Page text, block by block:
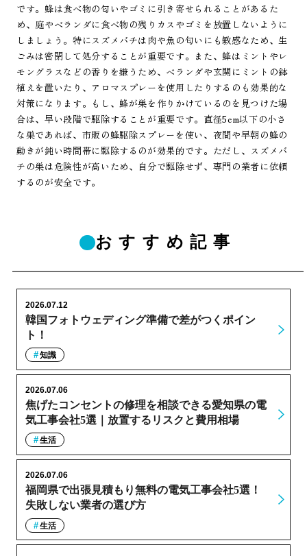
です。蜂は食べ物の匂いやゴミに引き寄せられることがあるた
め、庭やベランダに食べ物の残りカスやゴミを放置しないように
しましょう。特にスズメバチは肉や魚の匂いにも敏感なため、生
ごみは密閉して処分することが重要です。また、蜂はミントやレ
モングラスなどの香りを嫌うため、ベランダや玄関にミントの鉢
植えを置いたり、アロマスプレーを使用したりするのも効果的な
対策になります。もし、蜂が巣を作りかけているのを見つけた場
合は、早い段階で駆除することが重要です。直径5cm以下の小さ
な巣であれば、市販の蜂駆除スプレーを使い、夜間や早朝の蜂の
動きが鈍い時間帯に駆除するのが効果的です。ただし、スズメバ
チの巣は危険性が高いため、自分で駆除せず、専門の業者に依頼
するのが安全です。
おすすめ記事
韓国フォトウェディング準備で差がつくポイン
ト！
2026.07.12
知識
焦げたコンセントの修理を相談できる愛知県の電
気工事会社5選｜放置するリスクと費用相場
2026.07.06
生活
福岡県で出張見積もり無料の電気工事会社5選！
失敗しない業者の選び方
2026.07.06
生活